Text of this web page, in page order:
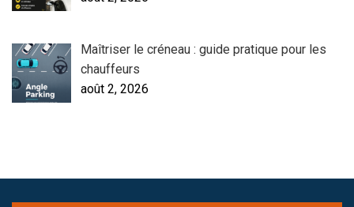
Maîtriser le créneau : guide pratique pour les
chauffeurs
août 2, 2026